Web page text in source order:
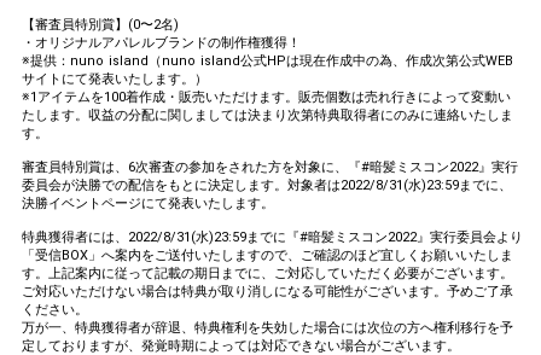
【審査員特別賞】(0〜2名)
・オリジナルアパレルブランドの制作権獲得！
※提供：nuno island（nuno island公式HPは現在作成中の為、作成次第公式WEB
サイトにて発表いたします。）
※1アイテムを100着作成・販売いただけます。販売個数は売れ行きによって変動い
たします。収益の分配に関しましては決まり次第特典取得者にのみに連絡いたしま
す。
審査員特別賞は、6次審査の参加をされた方を対象に、『#暗髪ミスコン2022』実行
委員会が決勝での配信をもとに決定します。対象者は2022/8/31(水)23:59までに、
決勝イベントページにて発表いたします。
特典獲得者には、2022/8/31(水)23:59までに『#暗髪ミスコン2022』実行委員会より
「受信BOX」へ案内をご送付いたしますので、ご確認のほど宜しくお願いいたしま
す。上記案内に従って記載の期日までに、ご対応していただく必要がございます。
ご対応いただけない場合は特典が取り消しになる可能性がございます。予めご了承
ください。
万が一、特典獲得者が辞退、特典権利を失効した場合には次位の方へ権利移行を予
定しておりますが、発覚時期によっては対応できない場合がございます。